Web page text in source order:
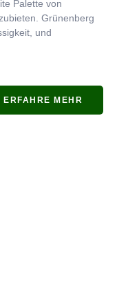
Palette von
Grünenberg
und
ERFAHRE MEHR